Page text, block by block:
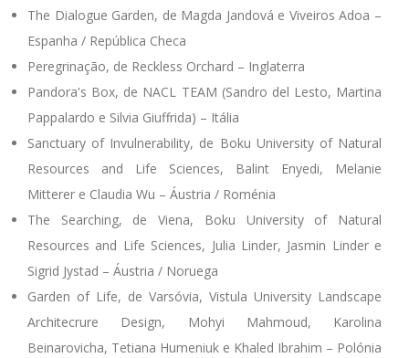
The Dialogue Garden, de Magda Jandová e Viveiros Adoa –
Espanha / República Checa
Peregrinação, de Reckless Orchard – Inglaterra
Pandora's Box, de NACL TEAM (Sandro del Lesto, Martina
Pappalardo e Silvia Giuffrida) – Itália
Sanctuary of Invulnerability, de Boku University of Natural
Resources and Life Sciences, Balint Enyedi, Melanie
Mitterer e Claudia Wu – Áustria / Roménia
The Searching, de Viena, Boku University of Natural
Resources and Life Sciences, Julia Linder, Jasmin Linder e
Sigrid Jystad – Áustria / Noruega
Garden of Life, de Varsóvia, Vistula University Landscape
Architecrure Design, Mohyi Mahmoud, Karolina
Beinarovicha, Tetiana Humeniuk e Khaled Ibrahim – Polónia